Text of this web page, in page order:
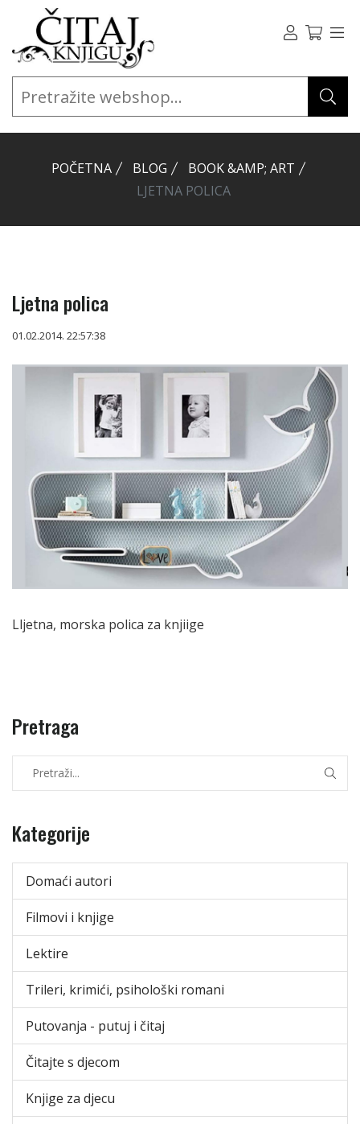
POČETNA BLOG
BOOK &AMP; ART
LJETNA POLICA
Ljetna polica
01.02.2014. 22:57:38
Lljetna, morska polica za knjiige
Pretraga
Kategorije
Domaći autori
Filmovi i knjige
Lektire
Trileri, krimići, psihološki romani
Putovanja - putuj i čitaj
Čitajte s djecom
Knjige za djecu